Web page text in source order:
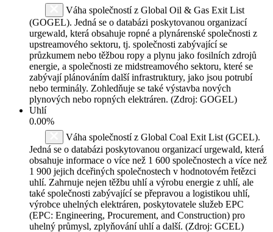
Váha společností z Global Oil & Gas Exit List
(GOGEL). Jedná se o databázi poskytovanou organizací
urgewald, která obsahuje ropné a plynárenské společnosti z
upstreamového sektoru, tj. společnosti zabývající se
průzkumem nebo těžbou ropy a plynu jako fosilních zdrojů
energie, a společnosti ze midstreamového sektoru, které se
zabývají plánováním další infrastruktury, jako jsou potrubí
nebo terminály. Zohledňuje se také výstavba nových
plynových nebo ropných elektráren. (Zdroj: GOGEL)
Uhlí
0.00%
Váha společností z Global Coal Exit List (GCEL).
Jedná se o databázi poskytovanou organizací urgewald, která
obsahuje informace o více než 1 600 společnostech a více než
1 900 jejich dceřiných společnostech v hodnotovém řetězci
uhlí. Zahrnuje nejen těžbu uhlí a výrobu energie z uhlí, ale
také společnosti zabývající se přepravou a logistikou uhlí,
výrobce uhelných elektráren, poskytovatele služeb EPC
(EPC: Engineering, Procurement, and Construction) pro
uhelný průmysl, zplyňování uhlí a další. (Zdroj: GCEL)